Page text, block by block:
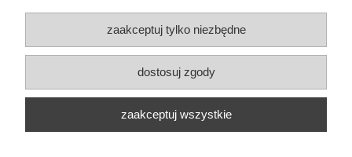
2026 © mabaje
Sklep internetowy Shoper Premium
Tel.:534736451| NIP: 6772370993 REGON:
122658200
zaakceptuj tylko niezbędne
dostosuj zgody
zaakceptuj wszystkie